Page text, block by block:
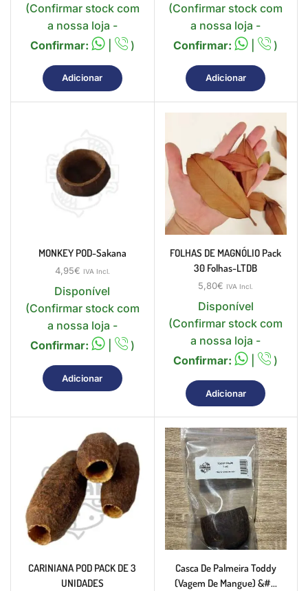
(Confirmar stock com
a nossa loja -
Confirmar:
| )
Adicionar
(Confirmar stock com
a nossa loja -
Confirmar:
| )
Adicionar
MONKEY POD-Sakana
4,95€ IVA Incl.
Disponível
(Confirmar stock com
a nossa loja -
Confirmar:
| )
Adicionar
FOLHAS DE MAGNÓLIO Pack
30 Folhas-LTDB
5,80€ IVA Incl.
Disponível
(Confirmar stock com
a nossa loja -
Confirmar:
| )
Adicionar
CARINIANA POD PACK DE 3
UNIDADES
Casca De Palmeira Toddy
(vagem De Mangue) &#...